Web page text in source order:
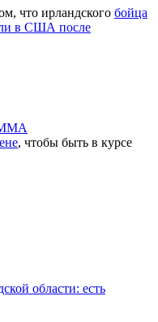
что ирландского бойца
в США после
, чтобы быть в курсе
области: есть